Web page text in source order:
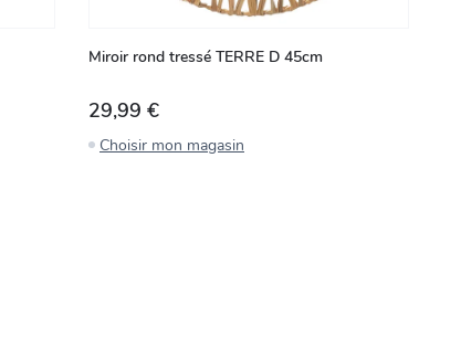
Miroir rond tressé TERRE D 45cm
29,99 €
Choisir mon magasin